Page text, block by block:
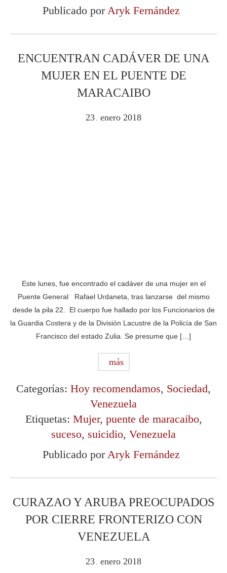
Publicado porAryk Fernández
ENCUENTRAN CADÁVER DE UNA
MUJER EN EL PUENTE DE
MARACAIBO
23 . enero 2018
Este lunes, fue encontrado el cadáver de una mujer en el
Puente General Rafael Urdaneta, tras lanzarse del mismo
desde la pila 22. El cuerpo fue hallado por los Funcionarios de
la Guardia Costera y de la División Lacustre de la Policía de San
Francisco del estado Zulia. Se presume que […]
más
Categorías: Hoy recomendamos, Sociedad,
Venezuela
Etiquetas: Mujer, puente de maracaibo,
suceso, suicidio, Venezuela
Publicado porAryk Fernández
CURAZAO Y ARUBA PREOCUPADOS
POR CIERRE FRONTERIZO CON
VENEZUELA
23 . enero 2018